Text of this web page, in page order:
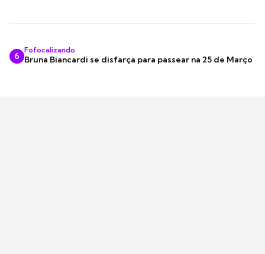
6
Fofocalizando
Bruna Biancardi se disfarça para passear na 25 de Março